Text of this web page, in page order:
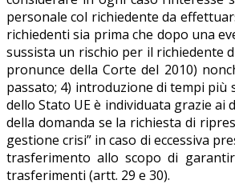
personale col richiedente da
richiedenti sia prima che dopo una
sussista un rischio per il richiedente
pronunce della Corte del 2010)
passato; 4) introduzione di tempi più
dello Stato UE è individuata grazie ai
della domanda se la richiesta di
gestione crisi” in caso di eccessiva
trasferimento allo scopo di
trasferimenti (artt. 29 e 30).